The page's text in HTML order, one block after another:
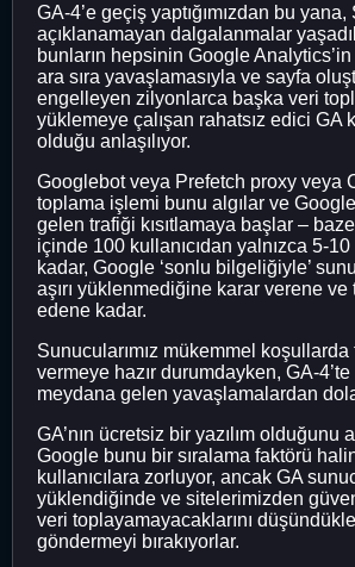
GA-4’e geçiş yaptığımızdan bu
açıklanamayan dalgalanmalar
bunların hepsinin Google
ara sıra yavaşlamasıyla ve sayfa
engelleyen zilyonlarca başka veri
yüklemeye çalışan rahatsız edici GA
olduğu anlaşılıyor.
Googlebot veya Prefetch proxy veya
toplama işlemi bunu algılar ve
gelen trafiği kısıtlamaya başlar –
içinde 100 kullanıcıdan yalnızca 5-10
kadar, Google ‘sonlu bilgeliğiyle’
aşırı yüklenmediğine karar verene
edene kadar.
Sunucularımız mükemmel
vermeye hazır durumdayken, GA-4’te
meydana gelen yavaşlamalardan
GA’nın ücretsiz bir yazılım olduğunu
Google bunu bir sıralama faktörü
kullanıcılara zorluyor, ancak GA
yüklendiğinde ve sitelerimizden
veri toplayamayacaklarını
göndermeyi bırakıyorlar.